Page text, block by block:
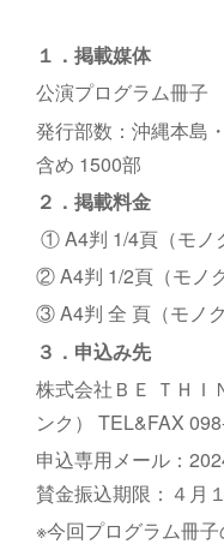
１．掲載媒体
公演プログラム冊子
発行部数：沖縄本島
含め 1500部
２．掲載料金
① A4判 1/4頁（モノ
② A4判 1/2頁（モノ
③ A4判 全 頁（モノ
３．申込み先
株式会社ＢＥ ＴＨＩ
ンク） TEL&FAX
申込専用メール：
賛金振込期限：４月
※今回プログラム冊